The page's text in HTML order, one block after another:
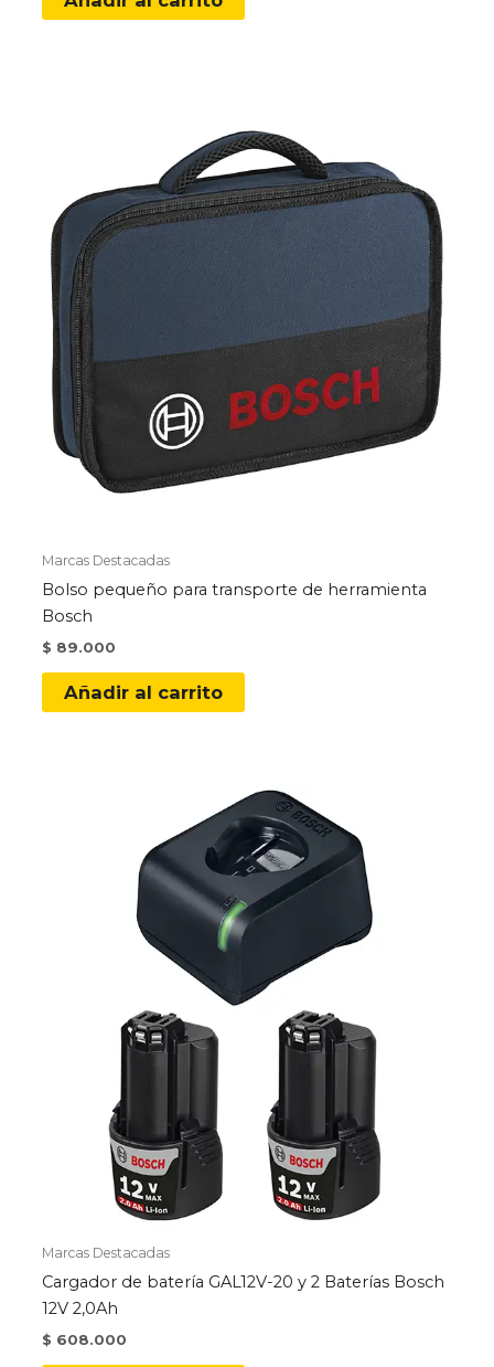
Marcas Destacadas
Bolso pequeño para transporte de herramienta
Bosch
$ 89.000
Añadir al carrito
Marcas Destacadas
Cargador de batería GAL12V-20 y 2 Baterías Bosch
12V 2,0Ah
$ 608.000